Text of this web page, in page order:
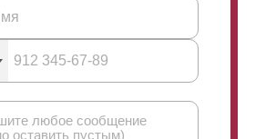
про угол обзора? Здесь имеется
большой будет угол обзора при
с подобным углом обзора. Если
то при взгляде наверх вы увидите